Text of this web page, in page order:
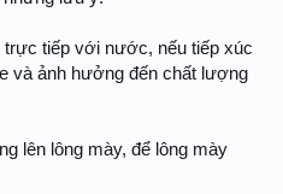
trực tiếp với nước, nếu tiếp xúc
và ảnh hưởng đến chất lượng
lên lông mày, để lông mày